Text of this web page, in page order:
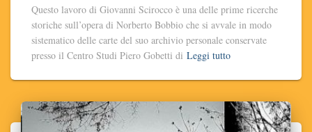
Questo lavoro di Giovanni Scirocco è una delle prime ricerche
storiche sull’opera di Norberto Bobbio che si avvale in modo
sistematico delle carte del suo archivio personale conservate
presso il Centro Studi Piero Gobetti di Leggi tutto